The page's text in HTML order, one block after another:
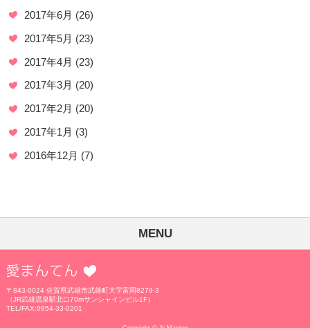
2017年6月 (26)
2017年5月 (23)
2017年4月 (23)
2017年3月 (20)
2017年2月 (20)
2017年1月 (3)
2016年12月 (7)
MENU
愛まんてん
〒843-0024 佐賀県武雄市武雄町大字富岡8279-3
（JR武雄温泉駅北口70mサンシャインビル1F）
TEL/FAX:0954-33-0201